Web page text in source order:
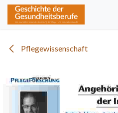
Zum Inhalt springen
Pflegewissenschaft